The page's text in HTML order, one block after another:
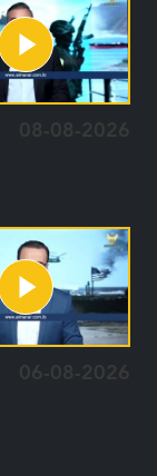
08-08-2026
06-08-2026